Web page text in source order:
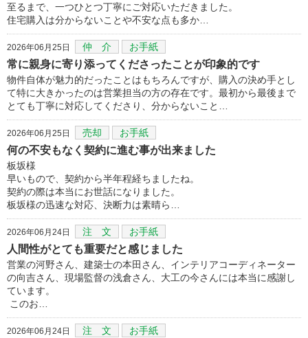
至るまで、一つひとつ丁寧にご対応いただきました。
住宅購入は分からないことや不安な点も多か…
2026年06月25日 仲 介 お手紙
常に親身に寄り添ってくださったことが印象的です
物件自体が魅力的だったことはもちろんですが、購入の決め手とし
て特に大きかったのは営業担当の方の存在です。最初から最後まで
とても丁寧に対応してくださり、分からないこと…
2026年06月25日 売却 お手紙
何の不安もなく契約に進む事が出来ました
板坂様
早いもので、契約から半年程経ちましたね。
契約の際は本当にお世話になりました。
板坂様の迅速な対応、決断力は素晴ら…
2026年06月24日 注 文 お手紙
人間性がとても重要だと感じました
営業の河野さん、建築士の本田さん、インテリアコーディネーター
の向吉さん、現場監督の浅倉さん、大工の今さんには本当に感謝し
ています。
このお…
2026年06月24日 注 文 お手紙